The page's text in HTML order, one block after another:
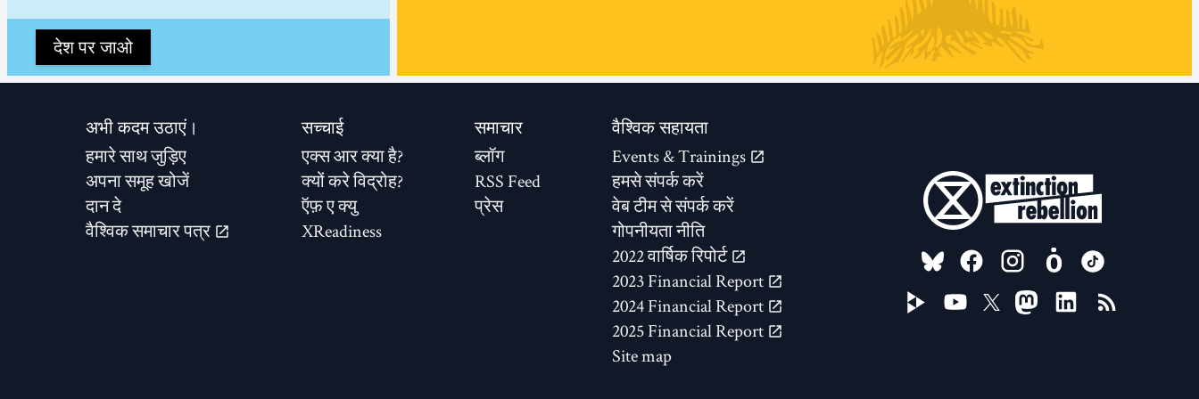
देश पर जाओ
अभी कदम उठाएं।
हमारे साथ जुड़िए
अपना समूह खोजें
दान दे
वैश्विक समाचार पत्र
सच्चाई
एक्स आर क्या है?
क्यों करे विद्रोह?
ऍफ़ ए क्यु
XReadiness
समाचार
ब्लॉग
RSS Feed
प्रेस
वैश्विक सहायता
Events & Trainings
हमसे संपर्क करें
वेब टीम से संपर्क करें
गोपनीयता नीति
2022 वार्षिक रिपोर्ट
2023 Financial Report
2024 Financial Report
2025 Financial Report
Site map
FOLLOW US ON